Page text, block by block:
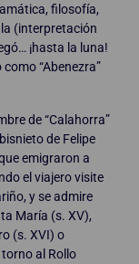
filosofía,
(interpretación
¡hasta la luna!
“Abenezra”
de “Calahorra”
de Felipe
emigraron a
el viajero visite
y se admire
María (s. XV),
(s. XVI) o
al Rollo